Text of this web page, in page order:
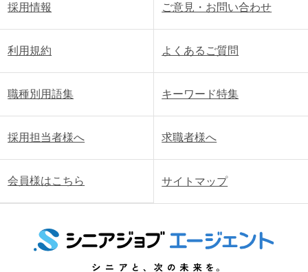
採用情報 ご意見・お問い合わせ
利用規約 よくあるご質問
職種別用語集 キーワード特集
採用担当者様へ 求職者様へ
会員様はこちら サイトマップ